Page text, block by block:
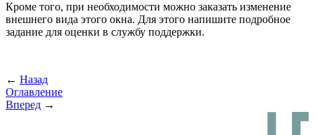
Кроме того, при необходимости можно заказать изменение
внешнего вида этого окна. Для этого напишите подробное
задание для оценки в службу поддержки.
← Назад
Оглавление
Вперед →